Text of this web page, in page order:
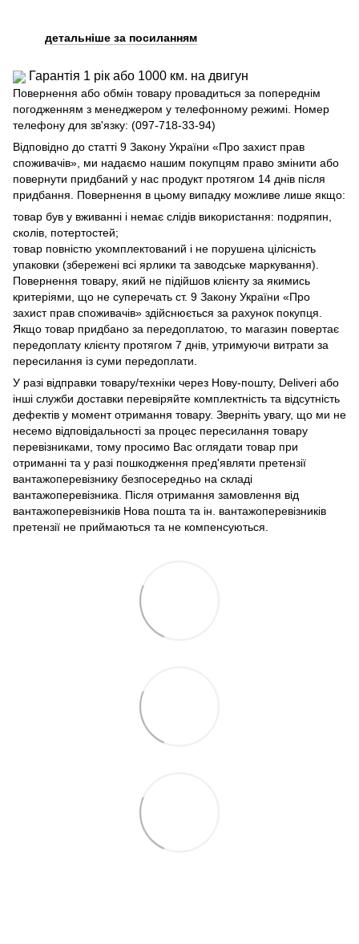
детальніше за посиланням
Гарантія 1 рік або 1000 км. на двигун
Повернення або обмін товару провадиться за попереднім
погодженням з менеджером у телефонному режимі. Номер
телефону для зв'язку: (097-718-33-94)
Відповідно до статті 9 Закону України «Про захист прав
споживачів», ми надаємо нашим покупцям право змінити або
повернути придбаний у нас продукт протягом 14 днів після
придбання. Повернення в цьому випадку можливе лише якщо:
товар був у вживанні і немає слідів використання: подряпин,
сколів, потертостей;
товар повністю укомплектований і не порушена цілісність
упаковки (збережені всі ярлики та заводське маркування).
Повернення товару, який не підійшов клієнту за якимись
критеріями, що не суперечать ст. 9 Закону України «Про
захист прав споживачів» здійснюється за рахунок покупця.
Якщо товар придбано за передоплатою, то магазин повертає
передоплату клієнту протягом 7 днів, утримуючи витрати за
пересилання із суми передоплати.
У разі відправки товару/техніки через Нову-пошту, Deliveri або
інші служби доставки перевіряйте комплектність та відсутність
дефектів у момент отримання товару. Зверніть увагу, що ми не
несемо відповідальності за процес пересилання товару
перевізниками, тому просимо Вас оглядати товар при
отриманні та у разі пошкодження пред'являти претензії
вантажоперевізнику безпосередньо на складі
вантажоперевізника. Після отримання замовлення від
вантажоперевізників Нова пошта та ін. вантажоперевізників
претензії не приймаються та не компенсуються.